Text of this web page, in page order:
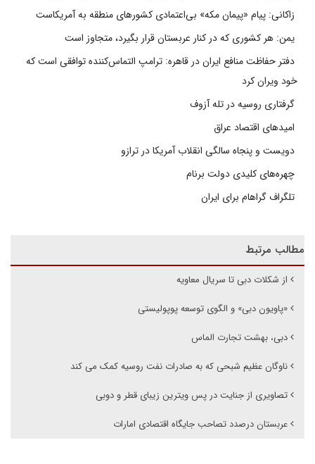
زاکانی: پیام «پیمان مکه» بی‌اعتمادی کشورهای منطقه به آمریکاست
یمن: هر کشوری که در کنار عربستان قرار بگیرد، متجاوز است
دفتر حفاظت منافع ایران در قاهره: ترامپ التماس‌کننده توافقی است که
خود ویران کرد
گرفتاری روسیه در تله آزوف
امیدهای اقتصاد عراق
دویست و پنجاه سالگی انقلاب آمریکا در ترازو
چهره‌های کلیدی دولت برنام
تلگراف گراهام برای ایران
مطالب مرتبط
از شکلات دبی تا سریال معاویه
«پاویون دبی» و الگوی توسعه پوپولیستی
دبی، بهشت تجارت الماس
ناوگان عظیم شبحی که به صادرات نفت روسیه کمک می کند
تصاویری از جنایت در پس ویترین زیبای قطر و دوبی
عربستان درصدد تصاحب جایگاه اقتصادی امارات